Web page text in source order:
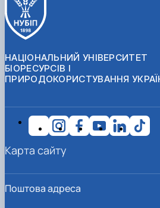
НАЦІОНАЛЬНИЙ УНІВЕРСИТЕТ
БІОРЕСУРСІВ І
ПРИРОДОКОРИСТУВАННЯ
Поштова адреса
Карта сайту